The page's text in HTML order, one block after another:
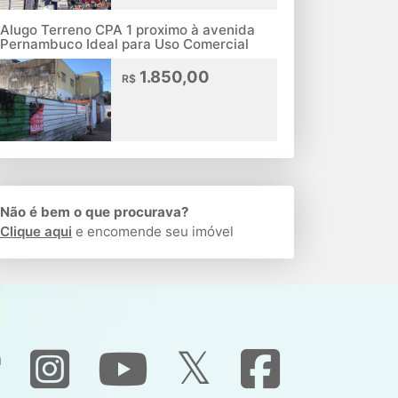
Alugo Terreno CPA 1 proximo à avenida
Pernambuco Ideal para Uso Comercial
R$1.850,00
Não é bem o que procurava?
Clique aqui e encomende seu imóvel